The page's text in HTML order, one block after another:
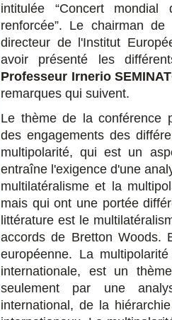
intitulée “Concert
renforcée”. Le chairman
directeur de l'Institut
avoir présenté les
Professeur Irnerio
remarques qui suivent.
Le thème de la conférence
des engagements des
multipolarité, qui est un
entraîne l'exigence d'une
multilatéralisme et la
mais qui ont une portée
littérature est le
accords de Bretton Woods.
européenne. La
internationale, est un
seulement par une
international, de la